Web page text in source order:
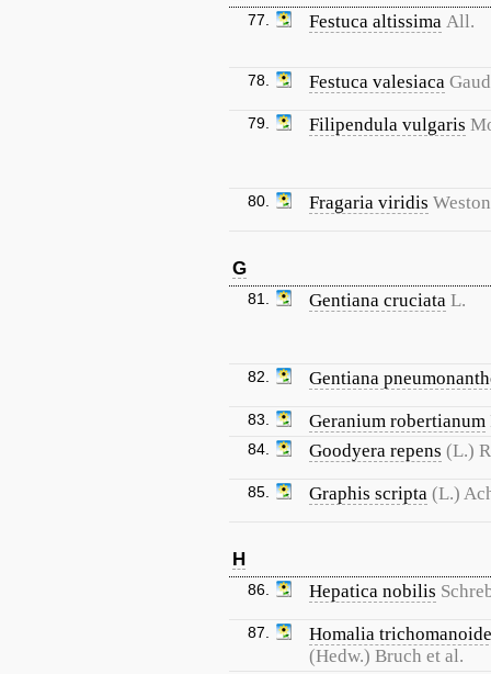
77. Festuca altissima All.
78. Festuca valesiaca
79. Filipendula vulgaris
80. Fragaria viridis Weston
G
81. Gentiana cruciata L.
82. Gentiana
83. Geranium robertianum
84. Goodyera repens (L.)
85. Graphis scripta (L.)
H
86. Hepatica nobilis
87.
Homalia
(Hedw.) Bruch et al.